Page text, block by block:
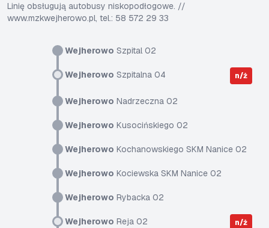
Wejherowo Szpital 02
Wejherowo Szpitalna 04 n/ż
Wejherowo Nadrzeczna 02
Wejherowo Kusocińskiego 02
Wejherowo Kochanowskiego SKM Nanice 02
Wejherowo Kociewska SKM Nanice 02
Wejherowo Rybacka 02
Wejherowo Reja 02 n/ż
Linię obsługują autobusy niskopodłogowe. //
www.mzkwejherowo.pl, tel.: 58 572 29 33